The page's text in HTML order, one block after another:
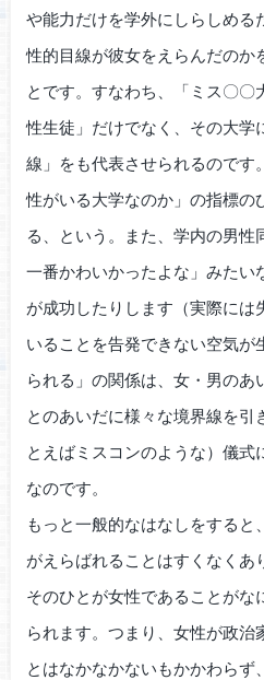
や能力だけを学外にしらしめる
性的目線が彼女をえらんだのか
とです。すなわち、「ミス〇〇
性生徒」だけでなく、その大学
線」をも代表させられるのです
性がいる大学なのか」の指標の
る、という。また、学内の男性
一番かわいかったよな」みたい
が成功したりします（実際には
いることを告発できない空気が
られる」の関係は、女・男のあ
とのあいだに様々な境界線を引
とえばミスコンのような）儀式
なのです。
もっと一般的なはなしをすると
がえらばれることはすくなくあ
そのひとが女性であることがな
られます。つまり、女性が政治
とはなかなかないもかかわらず